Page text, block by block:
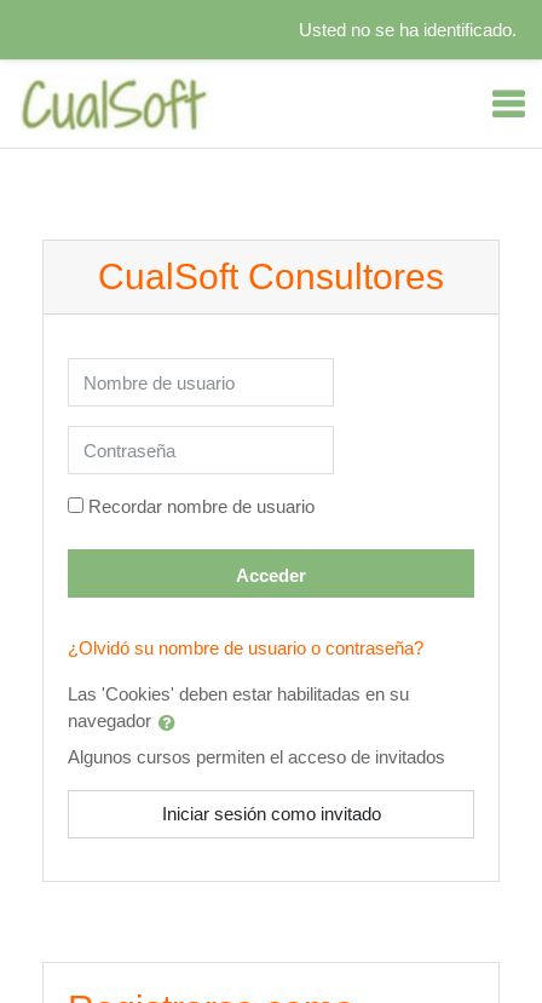
Usted no se ha identificado.
CualSoft Consultores
Recordar nombre de usuario
Acceder
¿Olvidó su nombre de usuario o contraseña?
Las 'Cookies' deben estar habilitadas en su
navegador
Algunos cursos permiten el acceso de invitados
Iniciar sesión como invitado